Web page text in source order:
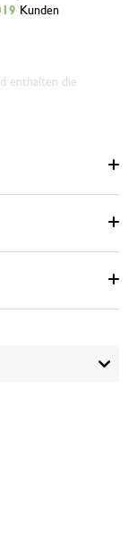
Kunden
enthalten die